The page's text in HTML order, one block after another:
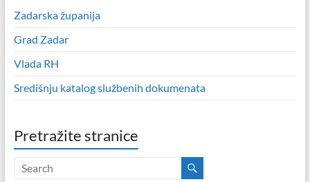
Zadarska županija
Grad Zadar
Vlada RH
Središnju katalog službenih dokumenata
Pretražite stranice